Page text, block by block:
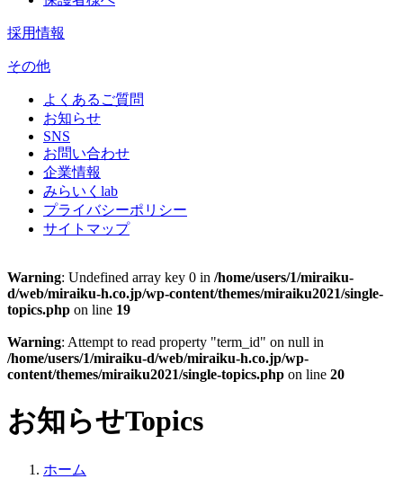
採用情報
その他
よくあるご質問
お知らせ
SNS
お問い合わせ
企業情報
みらいくlab
プライバシーポリシー
サイトマップ
Warning: Undefined array key 0 in /home/users/1/miraiku-
d/web/miraiku-h.co.jp/wp-content/themes/miraiku2021/single-
topics.php on line 19
Warning: Attempt to read property "term_id" on null in
/home/users/1/miraiku-d/web/miraiku-h.co.jp/wp-
content/themes/miraiku2021/single-topics.php on line 20
お知らせTopics
ホーム